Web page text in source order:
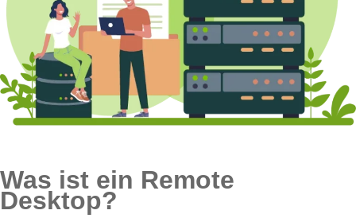
Was ist ein Remote
Desktop?